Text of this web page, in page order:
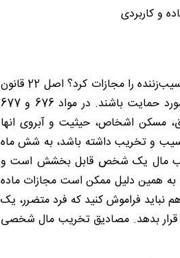
و کاربردی
اما اگر اموال شخصی کسی مورد تهدید و آسیب قرار بگیرند چه؟ چطور می‌توان فرد آسیب‌زننده را مجازات کرد؟ اصل 22 قانون
اساسی کشور ما، می‎گوید که اموال افراد باید برای حفظ نظم اجتماعی و اقتصادی، مورد حمایت باشند. در مواد 676 و 677
قانون مجازات اسلامی، اموال خصوصی افراد محترم شمرده شده و جان، مال، حقوق، مسکن اشخاص، حیثیت و آبروی ان‎ها
و تخریب داشته باشد، به شش ماه
مال یک شخص قابل بخشش است و
به همین دلیل ممکن است مجازات ماده
نباید فراموش کنید که فرد متضرر، یک
قرار بدهد. مصادیق تخریب مال شخصی